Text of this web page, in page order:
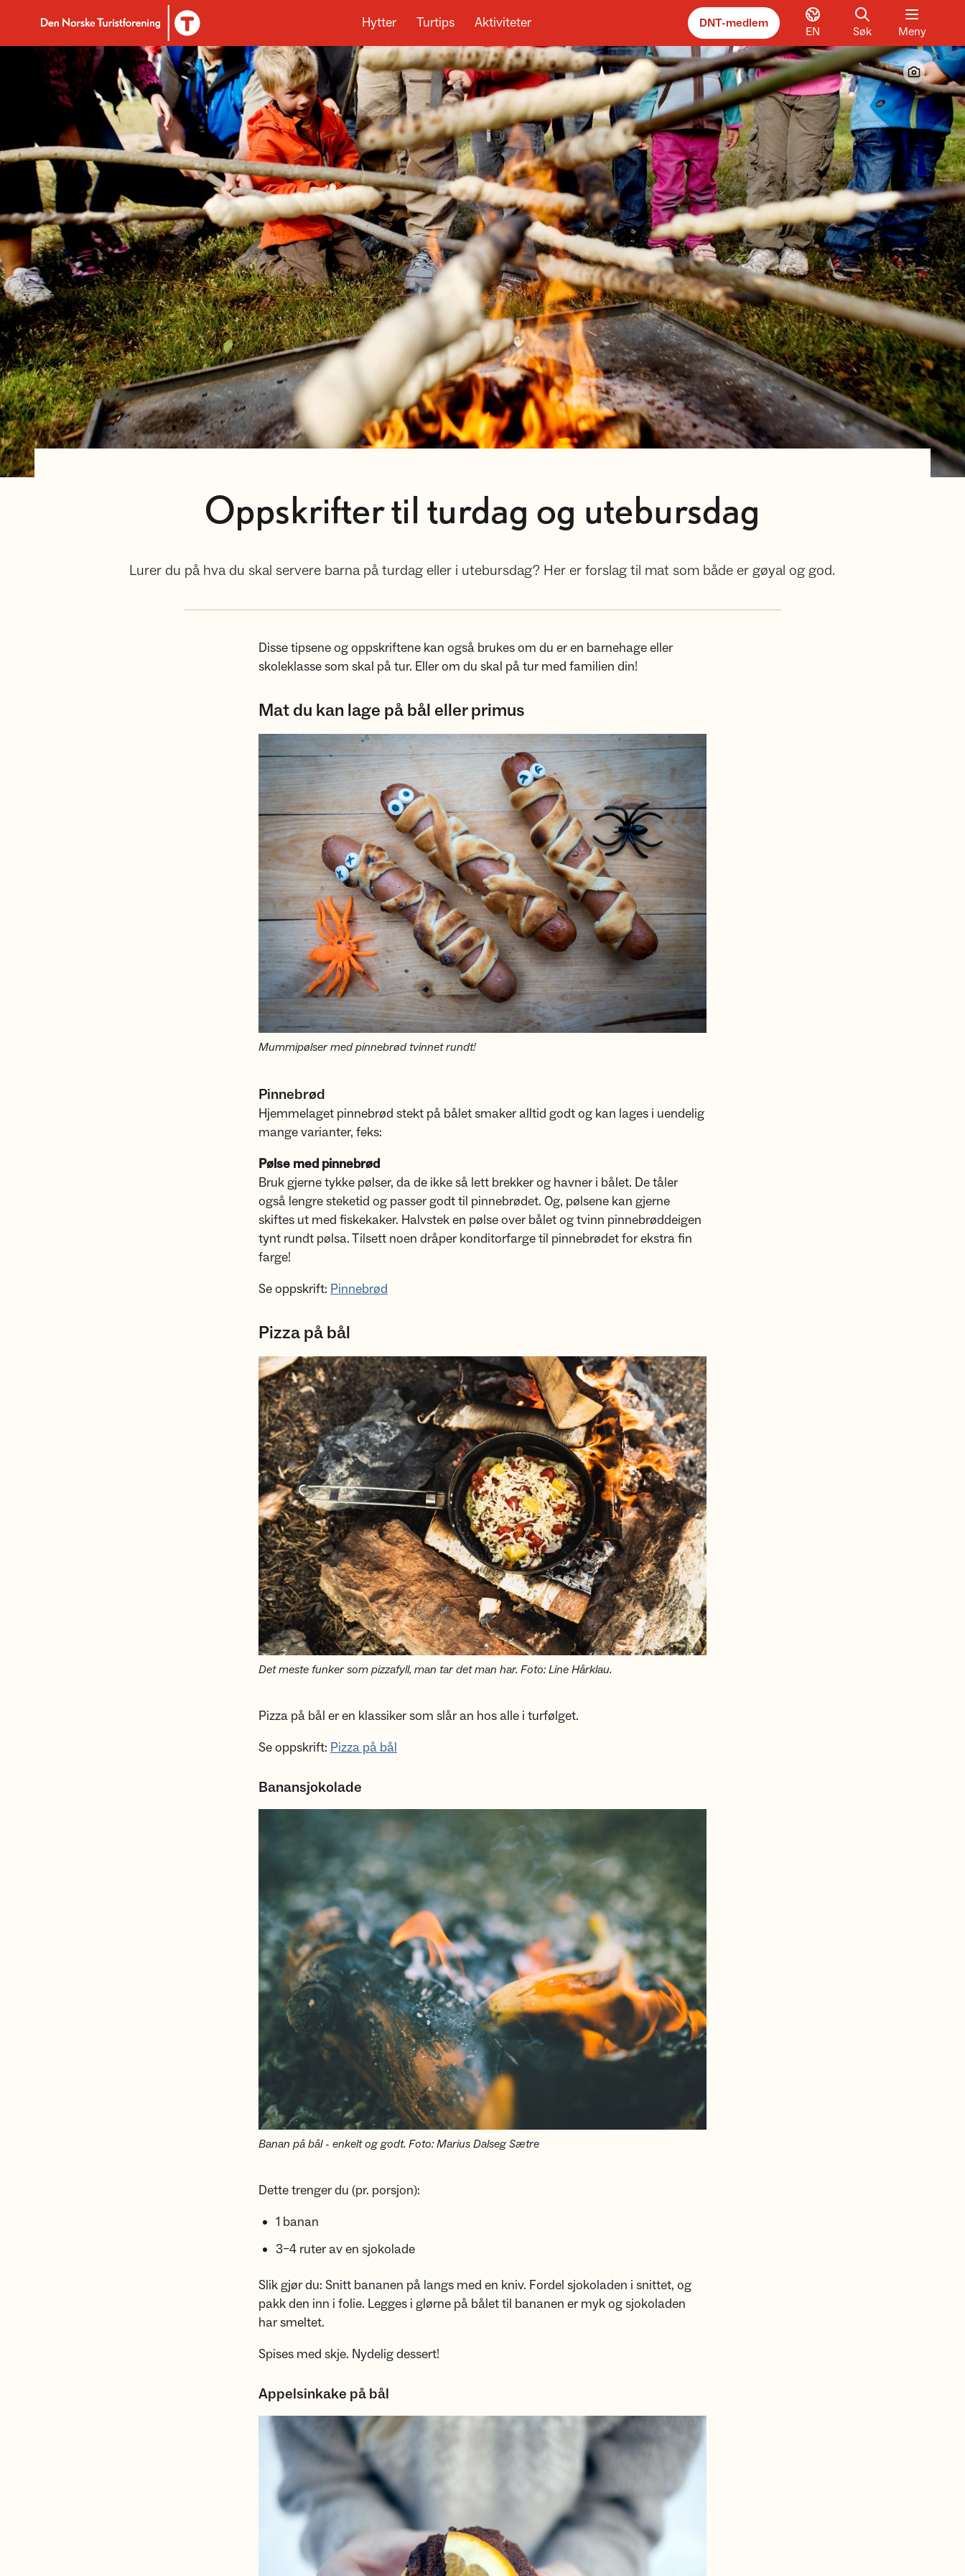
Til DNT.no forside
Hytter Turtips Aktiviteter DNT-medlem
EN Søk Meny
Oppskrifter til turdag og utebursdag
Lurer du på hva du skal servere barna på turdag eller i utebursdag? Her er forslag til mat som både er gøyal og god.
Disse tipsene og oppskriftene kan også brukes om du er en barnehage eller
skoleklasse som skal på tur. Eller om du skal på tur med familien din!
Mat du kan lage på bål eller primus
Mummipølser med pinnebrød tvinnet rundt!
Pinnebrød
Hjemmelaget pinnebrød stekt på bålet smaker alltid godt og kan lages i uendelig
mange varianter, feks:
Pølse med pinnebrød
Bruk gjerne tykke pølser, da de ikke så lett brekker og havner i bålet. De tåler
også lengre steketid og passer godt til pinnebrødet. Og, pølsene kan gjerne
skiftes ut med fiskekaker. Halvstek en pølse over bålet og tvinn pinnebrøddeigen
tynt rundt pølsa. Tilsett noen dråper konditorfarge til pinnebrødet for ekstra fin
farge!
Se oppskrift: Pinnebrød
Pizza på bål
Det meste funker som pizzafyll, man tar det man har. Foto: Line Hårklau.
Pizza på bål er en klassiker som slår an hos alle i turfølget.
Se oppskrift: Pizza på bål
Banansjokolade
Banan på bål - enkelt og godt. Foto: Marius Dalseg Sætre
Dette trenger du (pr. porsjon):
1 banan
3–4 ruter av en sjokolade
Slik gjør du: Snitt bananen på langs med en kniv. Fordel sjokoladen i snittet, og
pakk den inn i folie. Legges i glørne på bålet til bananen er myk og sjokoladen
har smeltet.
Spises med skje. Nydelig dessert!
Appelsinkake på bål